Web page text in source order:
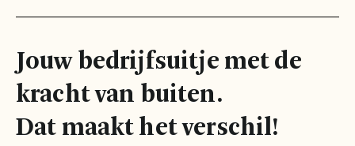
Jouw bedrijfsuitje met de
kracht van buiten.
Dat maakt het verschil!